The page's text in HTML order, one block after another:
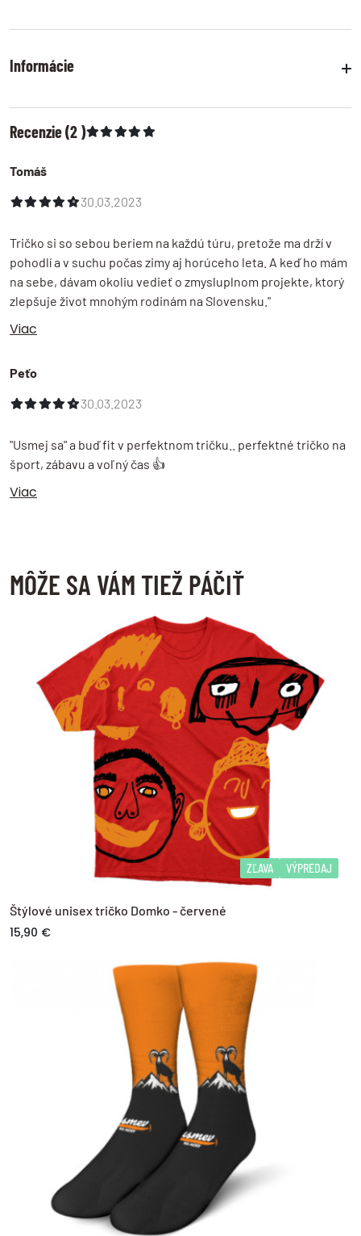
Informácie
odosielame do 24 hodín
Storno objednávky
Odstúpenie od zmluvy
do 14 dní od prevzatia tovaru
Reklamácia tovaru
prečítajte si ďalší postup
Recenzie (2 )
Tomáš
30.03.2023
Tričko si so sebou beriem na každú túru, pretože ma drží v
pohodlí a v suchu počas zimy aj horúceho leta. A keď ho mám
na sebe, dávam okoliu vedieť o zmysluplnom projekte, ktorý
zlepšuje život mnohým rodinám na Slovensku."
Viac
Peťo
30.03.2023
"Usmej sa" a buď fit v perfektnom tričku.. perfektné tričko na
šport, zábavu a voľný čas 👍
Viac
MÔŽE SA VÁM TIEŽ PÁČIŤ
ZĽAVA VÝPREDAJ
Štýlové unisex tričko Domko - červené
15,90 €